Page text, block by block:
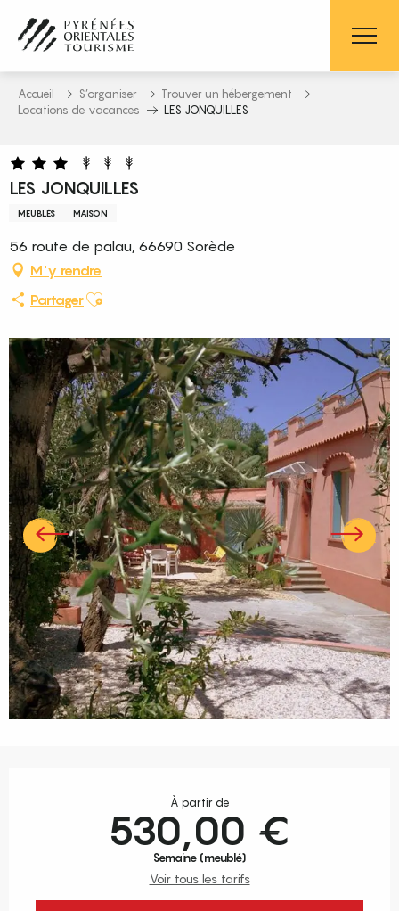
contenu
principal
Accueil S’organiser
Trouver un hébergement
Locations de vacances
LES JONQUILLES
LES JONQUILLES
MEUBLÉS MAISON
56 route de palau, 66690 Sorède
M'y rendre
PartagerAjouter aux favoris
À partir de
530,00 €
Semaine (meublé)
Voir tous les tarifs